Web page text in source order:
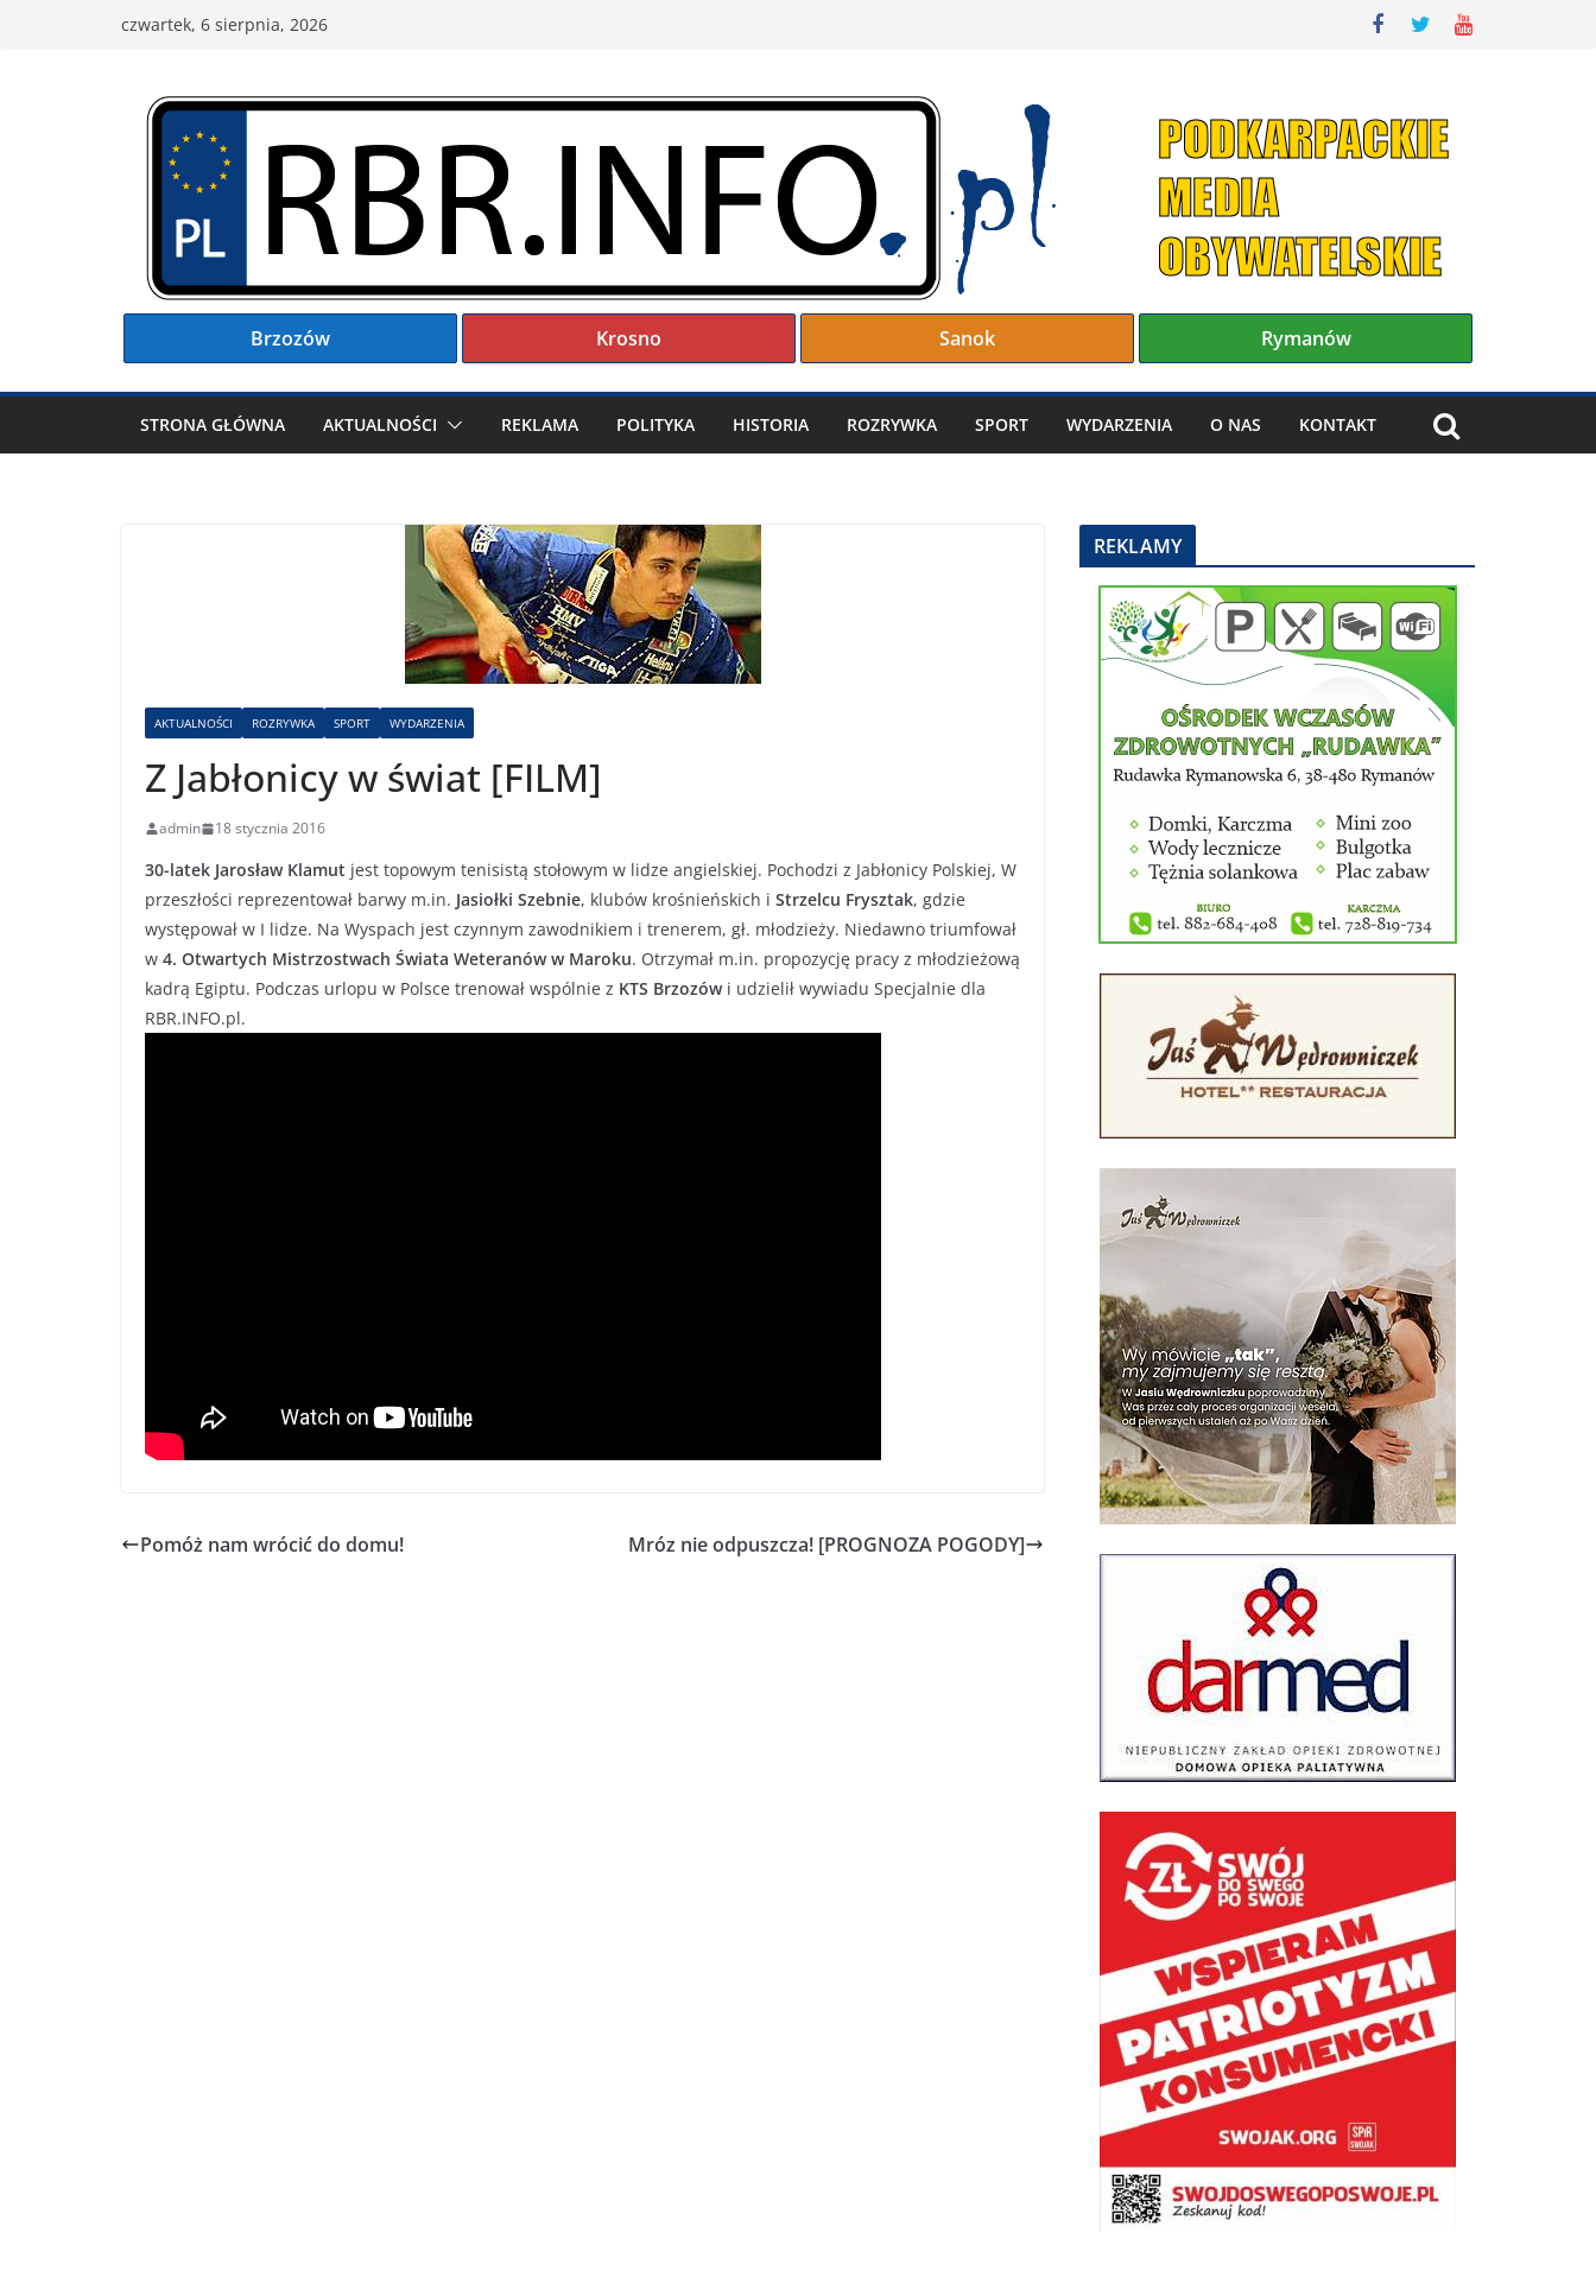
czwartek, 6 sierpnia, 2026
Brzozów Krosno Sanok Rymanów
STRONA GŁÓWNA AKTUALNOŚCI REKLAMA POLITYKA HISTORIA ROZRYWKA SPORT WYDARZENIA O NAS KONTAKT
AKTUALNOŚCI ROZRYWKA SPORT WYDARZENIA
Z Jabłonicy w świat [FILM]
admin 18 stycznia 2016
30-latek Jarosław Klamut jest topowym tenisistą stołowym w lidze angielskiej. Pochodzi z Jabłonicy Polskiej, W
przeszłości reprezentował barwy m.in. Jasiołki Szebnie, klubów krośnieńskich i Strzelcu Frysztak, gdzie
występował w I lidze. Na Wyspach jest czynnym zawodnikiem i trenerem, gł. młodzieży. Niedawno triumfował
w 4. Otwartych Mistrzostwach Świata Weteranów w Maroku. Otrzymał m.in. propozycję pracy z młodzieżową
kadrą Egiptu. Podczas urlopu w Polsce trenował wspólnie z KTS Brzozów i udzielił wywiadu Specjalnie dla
RBR.INFO.pl.
Pomóż nam wrócić do domu! Mróz nie odpuszcza! [PROGNOZA POGODY]
REKLAMY